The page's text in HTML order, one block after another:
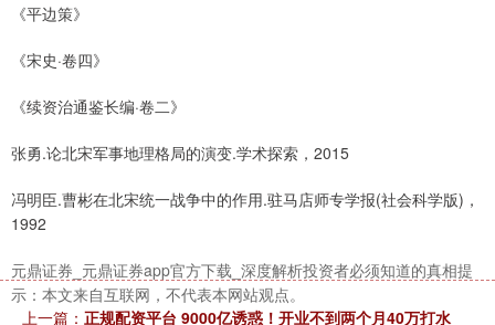
《平边策》
《宋史·卷四》
《续资治通鉴长编·卷二》
张勇.论北宋军事地理格局的演变.学术探索，2015
冯明臣.曹彬在北宋统一战争中的作用.驻马店师专学报(社会科学版)，
1992
元鼎证券_元鼎证券app官方下载_深度解析投资者必须知道的真相提
示：本文来自互联网，不代表本网站观点。
上一篇： 正规配资平台 9000亿诱惑！开业不到两个月40万打水